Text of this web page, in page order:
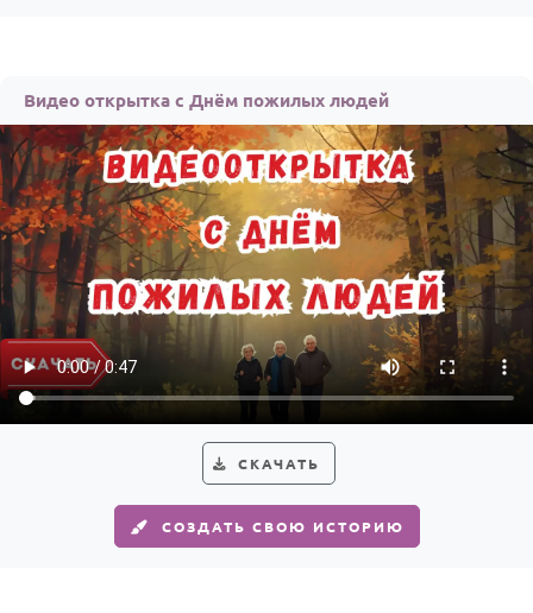
Детям
Все родственники
ПЕРСОНАЛЬНЫЕ
Пожелания
По именам
По годам
Видео открытка с Днём пожилых людей
СКАЧАТЬ
СОЗДАТЬ СВОЮ ИСТОРИЮ